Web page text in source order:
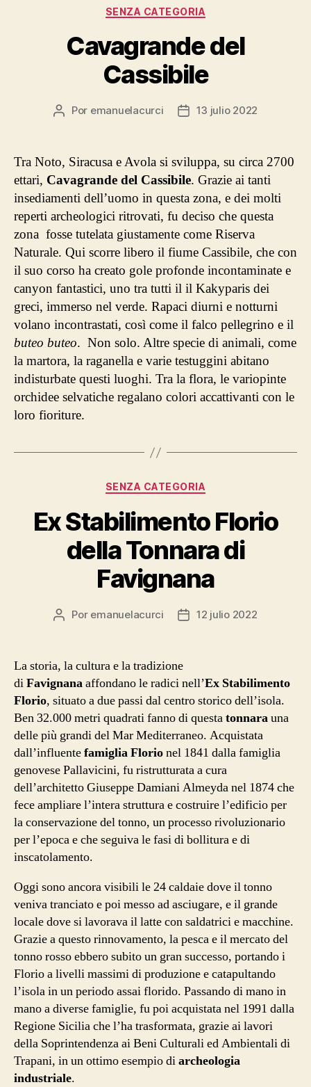
Categorías
SENZA CATEGORIA
Cavagrande del
Cassibile
Autor
entrada
Por emanuelacurci
Fecha
entrada
13 julio 2022
Tra Noto, Siracusa e Avola si sviluppa, su circa 2700
ettari, Cavagrande del Cassibile. Grazie ai tanti
insediamenti dell’uomo in questa zona, e dei molti
reperti archeologici ritrovati, fu deciso che questa
zona fosse tutelata giustamente come Riserva
Naturale. Qui scorre libero il fiume Cassibile, che con
il suo corso ha creato gole profonde incontaminate e
canyon fantastici, uno tra tutti il il Kakyparis dei
greci, immerso nel verde. Rapaci diurni e notturni
volano incontrastati, così come il falco pellegrino e il
buteo buteo. Non solo. Altre specie di animali, come
la martora, la raganella e varie testuggini abitano
indisturbate questi luoghi. Tra la flora, le variopinte
orchidee selvatiche regalano colori accattivanti con le
loro fioriture.
Categorías
SENZA CATEGORIA
Ex Stabilimento Florio
della Tonnara di
Favignana
Autor
entrada
Por emanuelacurci
Fecha12 julio 2022
La storia, la cultura e la tradizione
diFavignanaaffondano le radici nell’Ex Stabilimento
Florio, situato a due passi dal centro storico dell’isola.
Ben 32.000 metri quadrati fanno di questatonnarauna
delle più grandi del Mar Mediterraneo. Acquistata
dall’influentefamiglia Florionel 1841 dalla famiglia
genovese Pallavicini, fu ristrutturata a cura
dell’architetto Giuseppe Damiani Almeyda nel 1874 che
fece ampliare l’intera struttura e costruire l’edificio per
la conservazione del tonno, un processo rivoluzionario
per l’epoca e che seguiva le fasi di bollitura e di
inscatolamento.
Oggi sono ancora visibili le 24 caldaie dove il tonno
veniva tranciato e poi messo ad asciugare, e il grande
locale dove si lavorava il latte con saldatrici e macchine.
Grazie a questo rinnovamento, la pesca e il mercato del
tonno rosso ebbero subito un gran successo, portando i
Florio a livelli massimi di produzione e catapultando
l’isola in un periodo assai florido. Passando di mano in
mano a diverse famiglie, fu poi acquistata nel 1991 dalla
Regione Sicilia che l’ha trasformata, grazie ai lavori
della Soprintendenza ai Beni Culturali ed Ambientali di
Trapani, in un ottimo esempio diarcheologia
industriale.